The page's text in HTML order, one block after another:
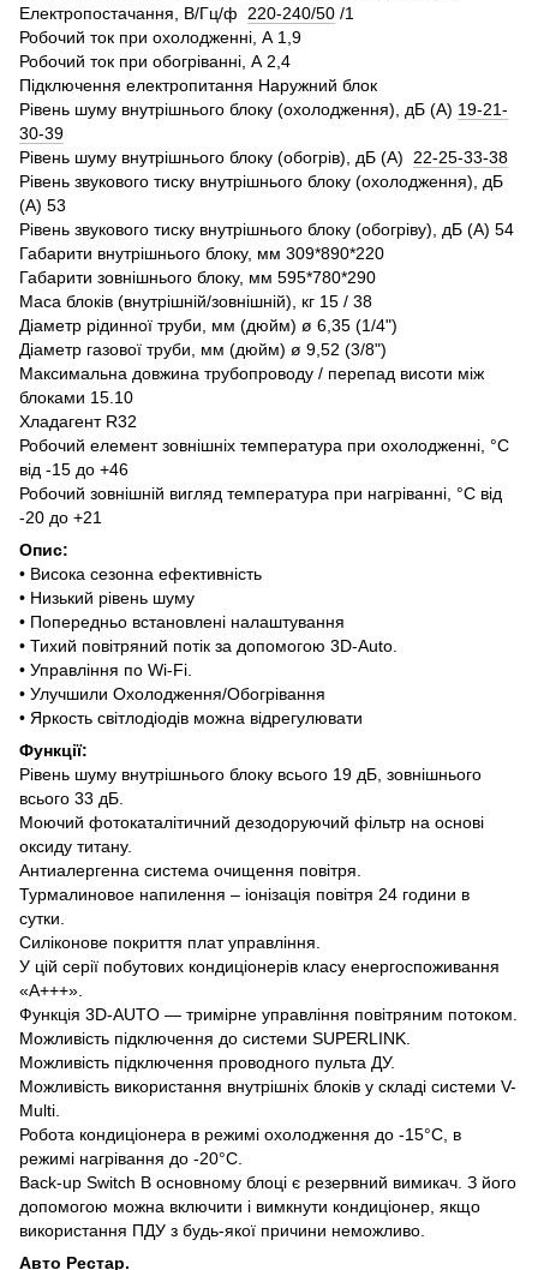
Електропостачання, В/Гц/ф 220-240/50 /1
Робочий ток при охолодженні, А 1,9
Робочий ток при обогріванні, А 2,4
Підключення електропитання Наружний блок
Рівень шуму внутрішнього блоку (охолодження), дБ (А) 19-21-
30-39
Рівень шуму внутрішнього блоку (обогрів), дБ (А) 22-25-33-38
Рівень звукового тиску внутрішнього блоку (охолодження), дБ
(А) 53
Рівень звукового тиску внутрішнього блоку (обогріву), дБ (А) 54
Габарити внутрішнього блоку, мм 309*890*220
Габарити зовнішнього блоку, мм 595*780*290
Маса блоків (внутрішній/зовнішній), кг 15 / 38
Діаметр рідинної труби, мм (дюйм) ø 6,35 (1/4")
Діаметр газової труби, мм (дюйм) ø 9,52 (3/8")
Максимальна довжина трубопроводу / перепад висоти між
блоками 15.10
Хладагент R32
Робочий елемент зовнішніх температура при охолодженні, °С
від -15 до +46
Робочий зовнішній вигляд температура при нагріванні, °С від
-20 до +21
Опис:
• Висока сезонна ефективність
• Низький рівень шуму
• Попередньо встановлені налаштування
• Тихий повітряний потік за допомогою 3D-Auto.
• Управління по Wi-Fi.
• Улучшили Охолодження/Обогрівання
• Яркость світлодіодів можна відрегулювати
Функції:
Рівень шуму внутрішнього блоку всього 19 дБ, зовнішнього
всього 33 дБ.
Моючий фотокаталітичний дезодоруючий фільтр на основі
оксиду титану.
Антиалергенна система очищення повітря.
Турмалиновое напилення – іонізація повітря 24 години в
сутки.
Силіконове покриття плат управління.
У цій серії побутових кондиціонерів класу енергоспоживання
«А+++».
Функція 3D-AUTO — тримірне управління повітряним потоком.
Можливість підключення до системи SUPERLINK.
Можливість підключення проводного пульта ДУ.
Можливість використання внутрішніх блоків у складі системи V-
Multi.
Робота кондиціонера в режимі охолодження до -15°С, в
режимі нагрівання до -20°С.
Back-up Switch В основному блоці є резервний вимикач. З його
допомогою можна включити і вимкнути кондиціонер, якщо
використання ПДУ з будь-якої причини неможливо.
Авто Рестар.